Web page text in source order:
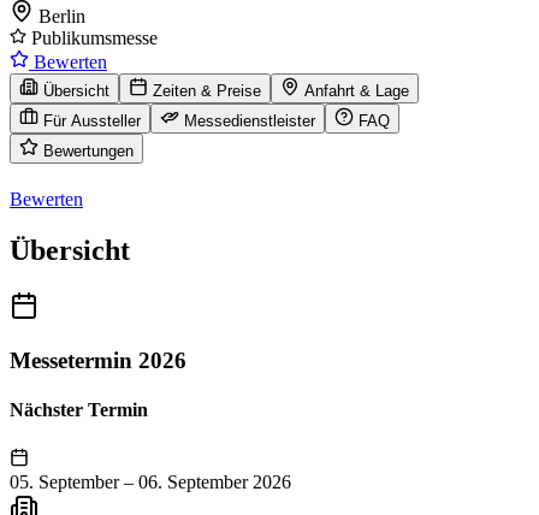
Berlin
Publikumsmesse
Bewerten
Übersicht Zeiten & Preise
Anfahrt & Lage
Für Aussteller
Messedienstleister
FAQ
Bewertungen
Bewerten
Übersicht
Messetermin 2026
Nächster Termin
05. September – 06. September 2026